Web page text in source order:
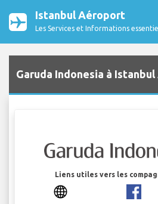
Istanbul Aéroport
Les Services et Informations
Garuda Indonesia à
Liens utiles vers les